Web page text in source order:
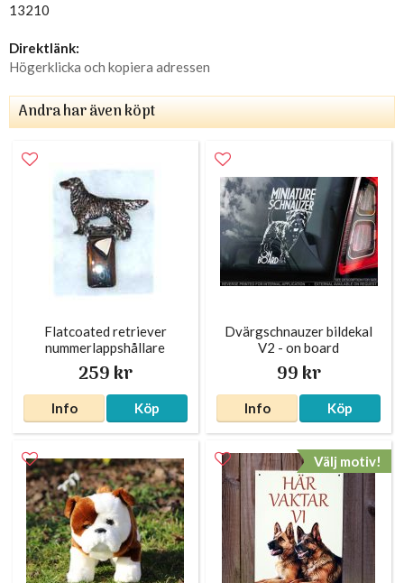
13210
Direktlänk:
Högerklicka och kopiera adressen
Andra har även köpt
Flatcoated retriever
nummerlappshållare
silverfärgad
259 kr
Info Köp
Dvärgschnauzer bildekal
V2 - on board
99 kr
Info Köp
Välj motiv!